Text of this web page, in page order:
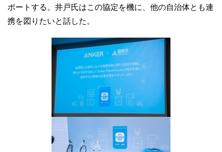
ポートする。井戸氏はこの協定を機に、他の自治体とも連
携を図りたいと話した。